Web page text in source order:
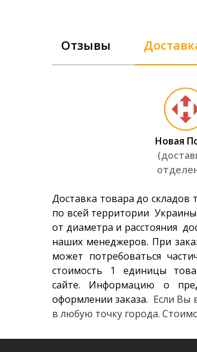
Отзывы
Новая
Доставка товара до складов
по всей территории
от диаметра и расстояния
наших менеджеров. При
может потребоваться
стоимость 1 единицы
сайте. Информацию о
оформлении заказа. Если Вы
в любую точку города.